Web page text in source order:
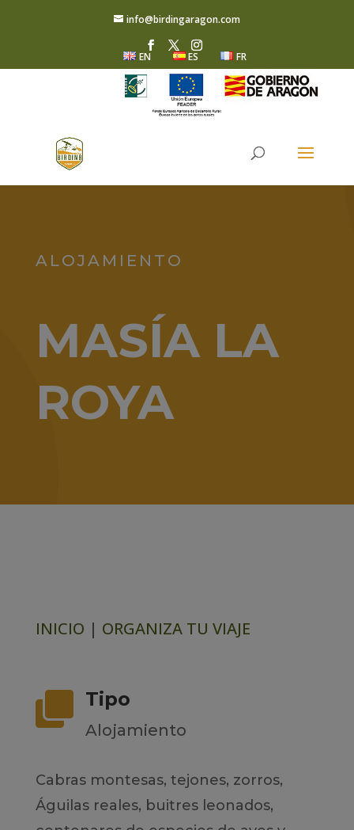
info@birdingaragon.com
EN ES FR
ALOJAMIENTO
MASÍA LA
ROYA
INICIO | ORGANIZA TU VIAJE
 Tipo
Alojamiento
Cabras montesas, tejones, zorros,
Águilas reales, buitres leonados,